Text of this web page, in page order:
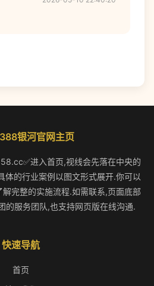
银河官网主页
进入首页,视线会先落在中央的
体的行业案例以图文形式展开.你可以
完整的实施流程.如需联系,页面底部
的服务团队,也支持网页版在线沟通.
快速导航
首页